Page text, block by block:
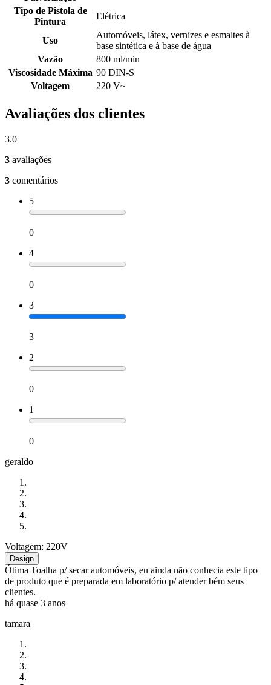
Tipo de Pistola de
Pintura
Elétrica
Uso
Automóveis, látex, vernizes e esmaltes à
base sintética e à base de água
Vazão
800 ml/min
Viscosidade Máxima 90 DIN-S
Voltagem
220 V~
Avaliações dos clientes
3.0
3 avaliações
3 comentários
5
0
4
0
3
3
2
0
1
0
geraldo
Voltagem: 220V
Design
Ótima Toalha p/ secar automóveis, eu ainda não conhecia este tipo
de produto que é preparada em laboratório p/ atender bém seus
clientes.
há quase 3 anos
tamara